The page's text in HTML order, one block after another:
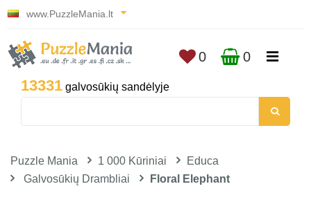
www.PuzzleMania.lt
13331 galvosūkių sandėlyje
0 0
Puzzle Mania 1 000 Kūriniai
Educa
Galvosūkių Drambliai
Floral Elephant